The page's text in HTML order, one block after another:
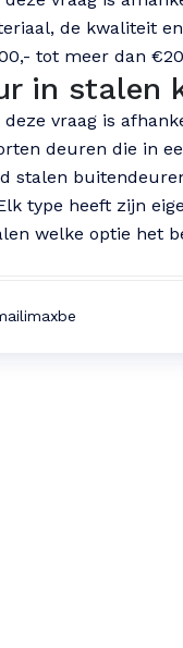
de kwaliteit
tot meer dan
in stalen
vraag is
deuren die in
stalen
type heeft zijn
welke optie het